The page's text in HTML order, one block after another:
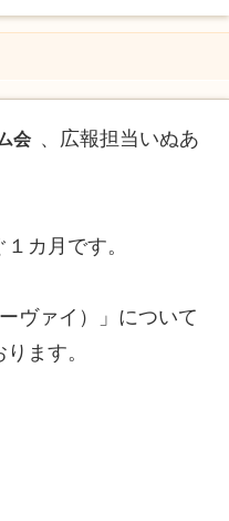
会
、広報担当いぬあ
カ月です。
ヴァイ）」について
ます。